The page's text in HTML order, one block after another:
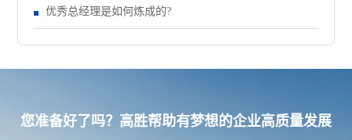
优秀总经理是如何炼成的?
您准备好了吗？高胜帮助有梦想的企业高质量发展